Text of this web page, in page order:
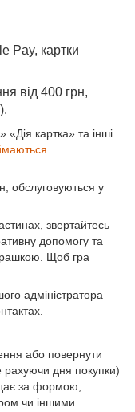
Pay, картки
від 400 грн,
картка» та інші
обслуговуються у
звертайтесь
допомогу та
Щоб гра
адміністратора
або повернути
рахуючи дня покупки)
за формою,
чи іншими